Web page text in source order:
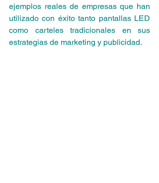
ejemplos reales de empresas que han
utilizado con éxito tanto pantallas LED
como carteles tradicionales en sus
estrategias de marketing y publicidad.